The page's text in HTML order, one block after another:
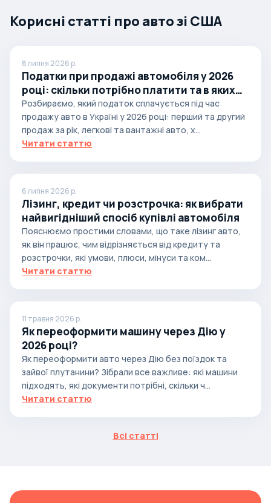
Корисні статті про авто зі США
8 липня 2026 р.
Податки при продажі автомобіля у 2026
році: скільки потрібно платити та в яких
випадках
Розбираємо, який податок сплачується під час
продажу авто в Україні у 2026 році: перший та другий
продаж за рік, легкові та вантажні авто, х...
Читати статтю
6 липня 2026 р.
Лізинг, кредит чи розстрочка: як вибрати
найвигідніший спосіб купівлі автомобіля
Пояснюємо простими словами, що таке лізинг авто,
як він працює, чим відрізняється від кредиту та
розстрочки, які умови, плюси, мінуси та ком...
Читати статтю
11 травня 2026 р.
Як переоформити машину через Дію у
2026 році?
Як переоформити авто через Дію без поїздок та
зайвої плутанини? Зібрали все важливе: які машини
підходять, які документи потрібні, скільки ч...
Читати статтю
Всі статті